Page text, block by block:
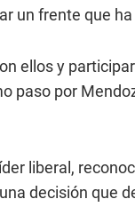
un frente que
ellos y
paso por
liberal,
decisión que